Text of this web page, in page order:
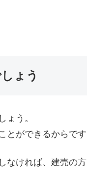
ょう
ょう。
ができるからです
なければ、建売の